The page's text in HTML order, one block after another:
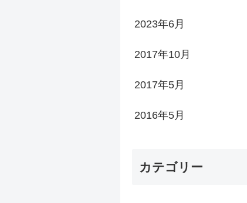
2023年6月
2017年10月
2017年5月
2016年5月
カテゴリー